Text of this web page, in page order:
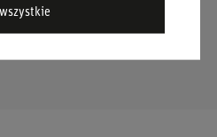
PYTANIE